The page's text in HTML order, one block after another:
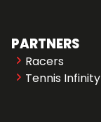
PARTNERS
Racers
Tennis Infinity